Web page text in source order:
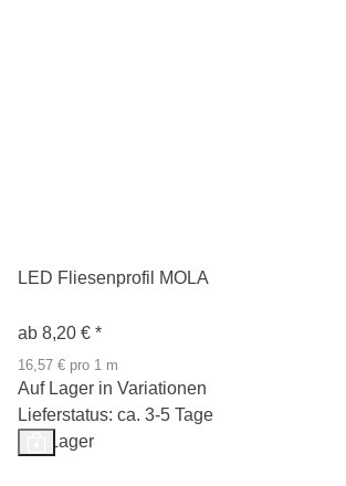
LED Fliesenprofil MOLA
ab 8,20 € *
16,57 € pro 1 m
Auf Lager in Variationen
Lieferstatus: ca. 3-5 Tage
Auf Lager